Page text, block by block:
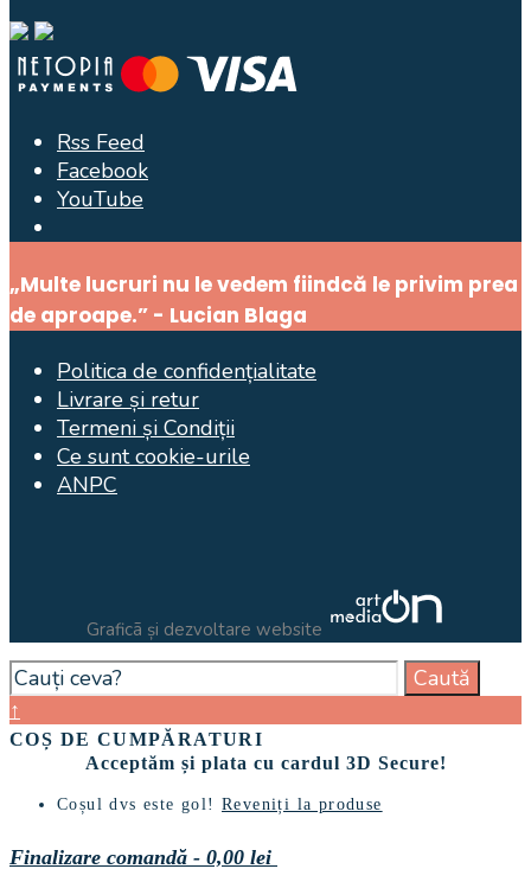
Rss Feed
Facebook
YouTube
Window
„Multe lucruri nu le vedem fiindcă le privim prea
de aproape.” - Lucian Blaga
Politica de confidențialitate
Livrare și retur
Termeni și Condiții
Ce sunt cookie-urile
ANPC
Graficã și dezvoltare website
Search
for:
Caută
Close
Search
Window
↑
COȘ DE CUMPĂRATURI
Acceptăm și plata cu cardul 3D Secure!
Coșul dvs este gol!Reveniți la produse
Finalizare comandă - 0,00 lei